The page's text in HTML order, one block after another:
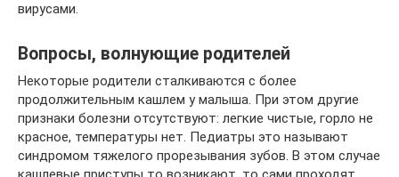
вирусами.
Вопросы, волнующие родителей
Некоторые родители сталкиваются с более
продолжительным кашлем у малыша. При этом другие
признаки болезни отсутствуют: легкие чистые, горло не
красное, температуры нет. Педиатры это называют
синдромом тяжелого прорезывания зубов. В этом случае